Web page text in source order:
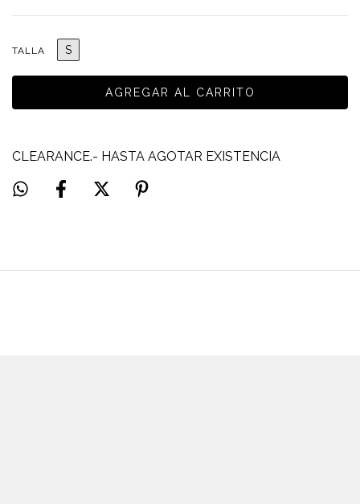
TALLA S
CLEARANCE.- HASTA AGOTAR EXISTENCIA